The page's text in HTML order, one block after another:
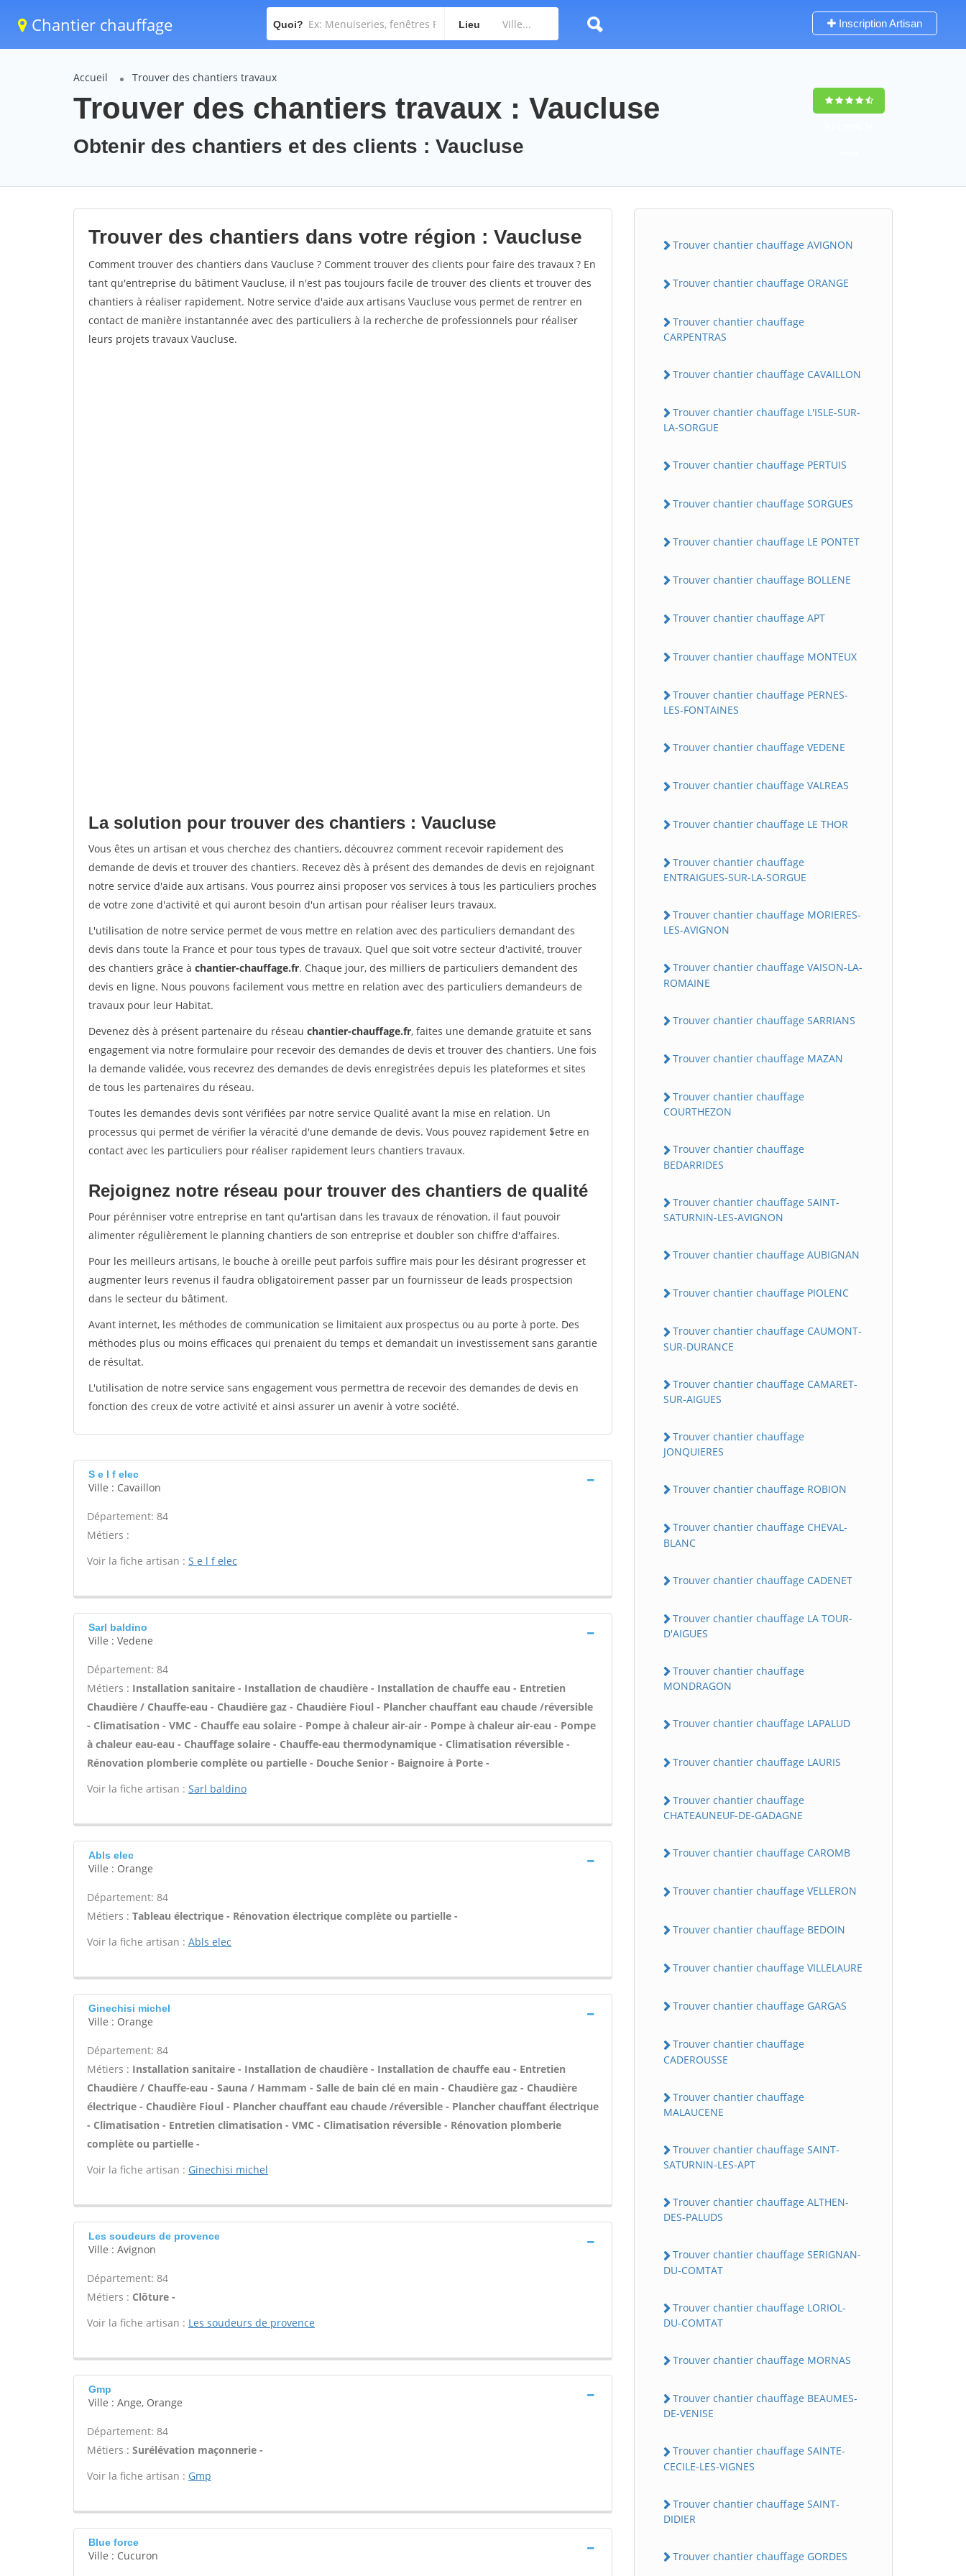
Chantier chauffage Quoi? Lieu Inscription Artisan
Accueil Trouver des chantiers travaux
Trouver des chantiers travaux : Vaucluse
Obtenir des chantiers et des clients : Vaucluse
Trouver des chantiers dans votre région : Vaucluse
Comment trouver des chantiers dans Vaucluse ? Comment trouver des clients pour faire des travaux ? En
tant qu'entreprise du bâtiment Vaucluse, il n'est pas toujours facile de trouver des clients et trouver des
chantiers à réaliser rapidement. Notre service d'aide aux artisans Vaucluse vous permet de rentrer en
contact de manière instantannée avec des particuliers à la recherche de professionnels pour réaliser
leurs projets travaux Vaucluse.
La solution pour trouver des chantiers : Vaucluse
Vous êtes un artisan et vous cherchez des chantiers, découvrez comment recevoir rapidement des
demande de devis et trouver des chantiers. Recevez dès à présent des demandes de devis en rejoignant
notre service d'aide aux artisans. Vous pourrez ainsi proposer vos services à tous les particuliers proches
de votre zone d'activité et qui auront besoin d'un artisan pour réaliser leurs travaux.
L'utilisation de notre service permet de vous mettre en relation avec des particuliers demandant des
devis dans toute la France et pour tous types de travaux. Quel que soit votre secteur d'activité, trouver
des chantiers grâce à chantier-chauffage.fr. Chaque jour, des milliers de particuliers demandent des
devis en ligne. Nous pouvons facilement vous mettre en relation avec des particuliers demandeurs de
travaux pour leur Habitat.
Devenez dès à présent partenaire du réseau chantier-chauffage.fr, faites une demande gratuite et sans
engagement via notre formulaire pour recevoir des demandes de devis et trouver des chantiers. Une fois
la demande validée, vous recevrez des demandes de devis enregistrées depuis les plateformes et sites
de tous les partenaires du réseau.
Toutes les demandes devis sont vérifiées par notre service Qualité avant la mise en relation. Un
processus qui permet de vérifier la véracité d'une demande de devis. Vous pouvez rapidement $etre en
contact avec les particuliers pour réaliser rapidement leurs chantiers travaux.
Rejoignez notre réseau pour trouver des chantiers de qualité
Pour pérénniser votre entreprise en tant qu'artisan dans les travaux de rénovation, il faut pouvoir
alimenter régulièrement le planning chantiers de son entreprise et doubler son chiffre d'affaires.
Pour les meilleurs artisans, le bouche à oreille peut parfois suffire mais pour les désirant progresser et
augmenter leurs revenus il faudra obligatoirement passer par un fournisseur de leads prospectsion
dans le secteur du bâtiment.
Avant internet, les méthodes de communication se limitaient aux prospectus ou au porte à porte. Des
méthodes plus ou moins efficaces qui prenaient du temps et demandait un investissement sans garantie
de résultat.
L'utilisation de notre service sans engagement vous permettra de recevoir des demandes de devis en
fonction des creux de votre activité et ainsi assurer un avenir à votre société.
S e l f elec
Ville : Cavaillon
Département: 84
Métiers :
Voir la fiche artisan : S e l f elec
Sarl baldino
Ville : Vedene
Département: 84
Métiers : Installation sanitaire - Installation de chaudière - Installation de chauffe eau - Entretien
Chaudière / Chauffe-eau - Chaudière gaz - Chaudière Fioul - Plancher chauffant eau chaude /réversible
- Climatisation - VMC - Chauffe eau solaire - Pompe à chaleur air-air - Pompe à chaleur air-eau - Pompe
à chaleur eau-eau - Chauffage solaire - Chauffe-eau thermodynamique - Climatisation réversible -
Rénovation plomberie complète ou partielle - Douche Senior - Baignoire à Porte -
Voir la fiche artisan : Sarl baldino
Abls elec
Ville : Orange
Département: 84
Métiers : Tableau électrique - Rénovation électrique complète ou partielle -
Voir la fiche artisan : Abls elec
Ginechisi michel
Ville : Orange
Département: 84
Métiers : Installation sanitaire - Installation de chaudière - Installation de chauffe eau - Entretien
Chaudière / Chauffe-eau - Sauna / Hammam - Salle de bain clé en main - Chaudière gaz - Chaudière
électrique - Chaudière Fioul - Plancher chauffant eau chaude /réversible - Plancher chauffant électrique
- Climatisation - Entretien climatisation - VMC - Climatisation réversible - Rénovation plomberie
complète ou partielle -
Voir la fiche artisan : Ginechisi michel
Les soudeurs de provence
Ville : Avignon
Département: 84
Métiers : Clôture -
Voir la fiche artisan : Les soudeurs de provence
Gmp
Ville : Ange, Orange
Département: 84
Métiers : Surélévation maçonnerie -
Voir la fiche artisan : Gmp
Blue force
Ville : Cucuron
Trouver chantier chauffage AVIGNON
Trouver chantier chauffage ORANGE
Trouver chantier chauffage
CARPENTRAS
Trouver chantier chauffage CAVAILLON
Trouver chantier chauffage L'ISLE-SUR-
LA-SORGUE
Trouver chantier chauffage PERTUIS
Trouver chantier chauffage SORGUES
Trouver chantier chauffage LE PONTET
Trouver chantier chauffage BOLLENE
Trouver chantier chauffage APT
Trouver chantier chauffage MONTEUX
Trouver chantier chauffage PERNES-
LES-FONTAINES
Trouver chantier chauffage VEDENE
Trouver chantier chauffage VALREAS
Trouver chantier chauffage LE THOR
Trouver chantier chauffage
ENTRAIGUES-SUR-LA-SORGUE
Trouver chantier chauffage MORIERES-
LES-AVIGNON
Trouver chantier chauffage VAISON-LA-
ROMAINE
Trouver chantier chauffage SARRIANS
Trouver chantier chauffage MAZAN
Trouver chantier chauffage
COURTHEZON
Trouver chantier chauffage
BEDARRIDES
Trouver chantier chauffage SAINT-
SATURNIN-LES-AVIGNON
Trouver chantier chauffage AUBIGNAN
Trouver chantier chauffage PIOLENC
Trouver chantier chauffage CAUMONT-
SUR-DURANCE
Trouver chantier chauffage CAMARET-
SUR-AIGUES
Trouver chantier chauffage
JONQUIERES
Trouver chantier chauffage ROBION
Trouver chantier chauffage CHEVAL-
BLANC
Trouver chantier chauffage CADENET
Trouver chantier chauffage LA TOUR-
D'AIGUES
Trouver chantier chauffage
MONDRAGON
Trouver chantier chauffage LAPALUD
Trouver chantier chauffage LAURIS
Trouver chantier chauffage
CHATEAUNEUF-DE-GADAGNE
Trouver chantier chauffage CAROMB
Trouver chantier chauffage VELLERON
Trouver chantier chauffage BEDOIN
Trouver chantier chauffage VILLELAURE
Trouver chantier chauffage GARGAS
Trouver chantier chauffage
CADEROUSSE
Trouver chantier chauffage
MALAUCENE
Trouver chantier chauffage SAINT-
SATURNIN-LES-APT
Trouver chantier chauffage ALTHEN-
DES-PALUDS
Trouver chantier chauffage SERIGNAN-
DU-COMTAT
Trouver chantier chauffage LORIOL-
DU-COMTAT
Trouver chantier chauffage MORNAS
Trouver chantier chauffage BEAUMES-
DE-VENISE
Trouver chantier chauffage SAINTE-
CECILE-LES-VIGNES
Trouver chantier chauffage SAINT-
DIDIER
Trouver chantier chauffage GORDES